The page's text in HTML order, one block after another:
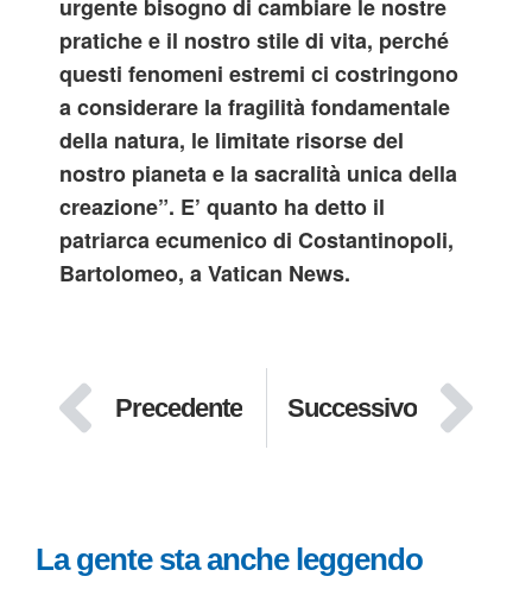
urgente bisogno di cambiare le nostre
pratiche e il nostro stile di vita, perché
questi fenomeni estremi ci costringono
a considerare la fragilità fondamentale
della natura, le limitate risorse del
nostro pianeta e la sacralità unica della
creazione”. E’ quanto ha detto il
patriarca ecumenico di Costantinopoli,
Bartolomeo, a Vatican News.
Precedente Successivo
La gente sta anche leggendo